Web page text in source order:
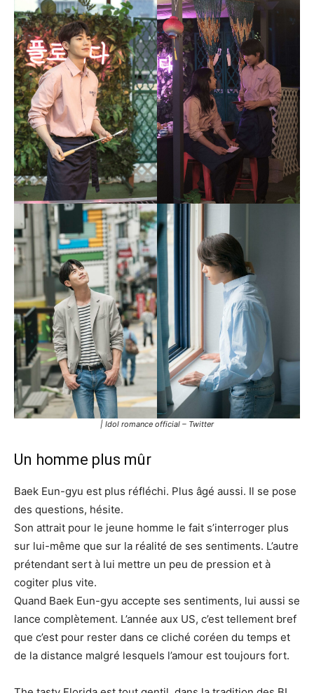
| Idol romance official – Twitter
Un homme plus mûr
Baek Eun-gyu est plus réfléchi. Plus âgé aussi. Il se pose
des questions, hésite.
Son attrait pour le jeune homme le fait s’interroger plus
sur lui-même que sur la réalité de ses sentiments. L’autre
prétendant sert à lui mettre un peu de pression et à
cogiter plus vite.
Quand Baek Eun-gyu accepte ses sentiments, lui aussi se
lance complètement. L’année aux US, c’est tellement bref
que c’est pour rester dans ce cliché coréen du temps et
de la distance malgré lesquels l’amour est toujours fort.